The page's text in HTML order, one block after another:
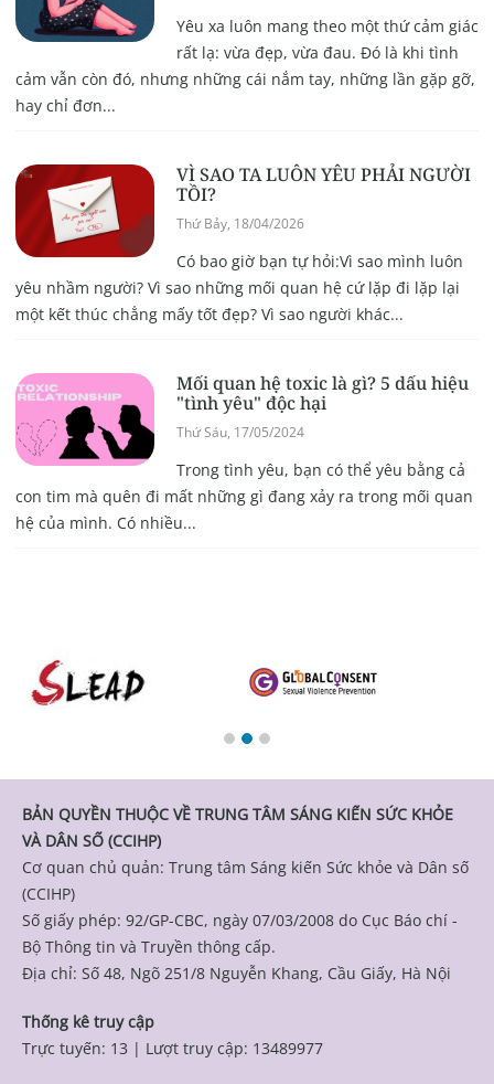
Yêu xa luôn mang theo một thứ cảm giác
rất lạ: vừa đẹp, vừa đau. Đó là khi tình
cảm vẫn còn đó, nhưng những cái nắm tay, những lần gặp gỡ,
hay chỉ đơn...
VÌ SAO TA LUÔN YÊU PHẢI NGƯỜI
TỒI?
Thứ Bảy, 18/04/2026
Có bao giờ bạn tự hỏi:Vì sao mình luôn
yêu nhầm người? Vì sao những mối quan hệ cứ lặp đi lặp lại
một kết thúc chẳng mấy tốt đẹp? Vì sao người khác...
Mối quan hệ toxic là gì? 5 dấu hiệu
"tình yêu" độc hại
Thứ Sáu, 17/05/2024
Trong tình yêu, bạn có thể yêu bằng cả
con tim mà quên đi mất những gì đang xảy ra trong mối quan
hệ của mình. Có nhiều...
BẢN QUYỀN THUỘC VỀ TRUNG TÂM SÁNG KIẾN SỨC KHỎE
VÀ DÂN SỐ (CCIHP)
Cơ quan chủ quản: Trung tâm Sáng kiến Sức khỏe và Dân số
(CCIHP)
Số giấy phép: 92/GP-CBC, ngày 07/03/2008 do Cục Báo chí -
Bộ Thông tin và Truyền thông cấp.
Địa chỉ: Số 48, Ngõ 251/8 Nguyễn Khang, Cầu Giấy, Hà Nội
Thống kê truy cập
Trực tuyến: 13 | Lượt truy cập: 13489977